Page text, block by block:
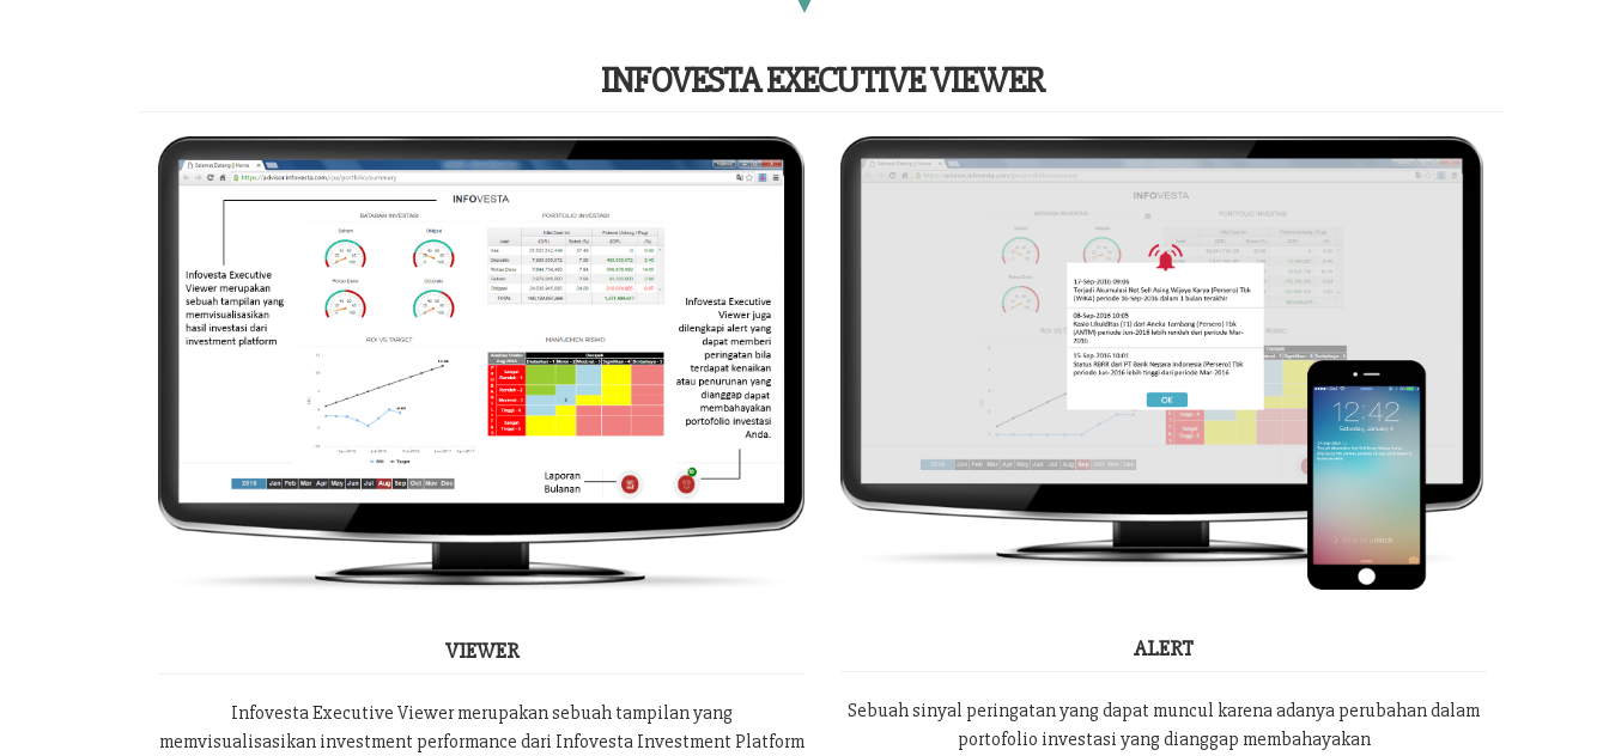
INFOVESTA EXECUTIVE VIEWER
VIEWER
Infovesta Executive Viewer merupakan sebuah tampilan yang
memvisualisasikan investment performance dari Infovesta Investment Platform
ALERT
Sebuah sinyal peringatan yang dapat muncul karena adanya perubahan dalam
portofolio investasi yang dianggap membahayakan